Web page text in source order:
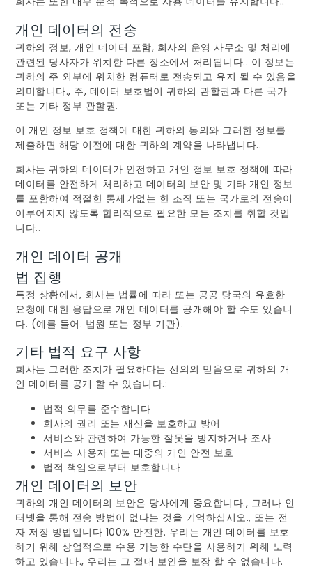
개인 데이터의 전송
귀하의 정보, 개인 데이터 포함, 회사의 운영 사무소 및 처리에
관련된 당사자가 위치한 다른 장소에서 처리됩니다.. 이 정보는
귀하의 주 외부에 위치한 컴퓨터로 전송되고 유지 될 수 있음을
의미합니다., 주, 데이터 보호법이 귀하의 관할권과 다른 국가
또는 기타 정부 관할권.
이 개인 정보 보호 정책에 대한 귀하의 동의와 그러한 정보를
제출하면 해당 이전에 대한 귀하의 계약을 나타냅니다..
회사는 귀하의 데이터가 안전하고 개인 정보 보호 정책에 따라
데이터를 안전하게 처리하고 데이터의 보안 및 기타 개인 정보
를 포함하여 적절한 통제가없는 한 조직 또는 국가로의 전송이
이루어지지 않도록 합리적으로 필요한 모든 조치를 취할 것입
니다..
개인 데이터 공개
법 집행
특정 상황에서, 회사는 법률에 따라 또는 공공 당국의 유효한
요청에 대한 응답으로 개인 데이터를 공개해야 할 수도 있습니
다. (예를 들어. 법원 또는 정부 기관).
기타 법적 요구 사항
회사는 그러한 조치가 필요하다는 선의의 믿음으로 귀하의 개
인 데이터를 공개 할 수 있습니다.:
법적 의무를 준수합니다
회사의 권리 또는 재산을 보호하고 방어
서비스와 관련하여 가능한 잘못을 방지하거나 조사
서비스 사용자 또는 대중의 개인 안전 보호
법적 책임으로부터 보호합니다
개인 데이터의 보안
귀하의 개인 데이터의 보안은 당사에게 중요합니다., 그러나 인
터넷을 통해 전송 방법이 없다는 것을 기억하십시오., 또는 전
자 저장 방법입니다 100% 안전한. 우리는 개인 데이터를 보호
하기 위해 상업적으로 수용 가능한 수단을 사용하기 위해 노력
하고 있습니다., 우리는 그 절대 보안을 보장 할 수 없습니다.